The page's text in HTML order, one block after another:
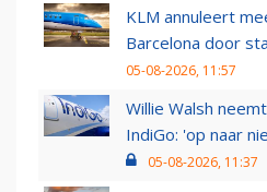
KLM annuleert
Barcelona door
05-08-2026, 11:57
Willie Walsh
IndiGo: 'op naar
05-08-2026, 11:37